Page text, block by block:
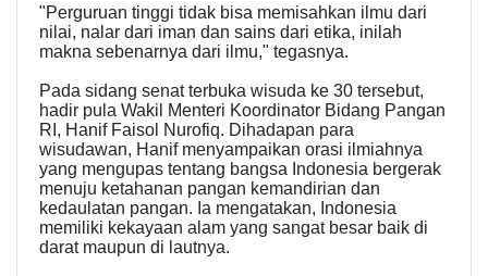
"Perguruan tinggi tidak bisa memisahkan ilmu dari
nilai, nalar dari iman dan sains dari etika, inilah
makna sebenarnya dari ilmu," tegasnya.
Pada sidang senat terbuka wisuda ke 30 tersebut,
hadir pula Wakil Menteri Koordinator Bidang Pangan
RI, Hanif Faisol Nurofiq. Dihadapan para
wisudawan, Hanif menyampaikan orasi ilmiahnya
yang mengupas tentang bangsa Indonesia bergerak
menuju ketahanan pangan kemandirian dan
kedaulatan pangan. Ia mengatakan, Indonesia
memiliki kekayaan alam yang sangat besar baik di
darat maupun di lautnya.